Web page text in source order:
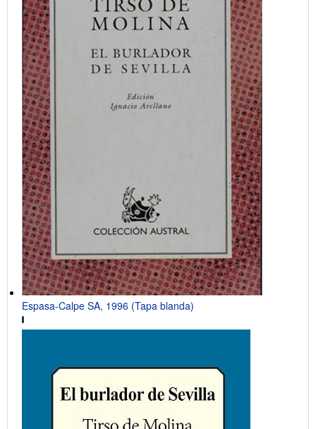
Espasa-Calpe SA, 1996 (Tapa blanda)